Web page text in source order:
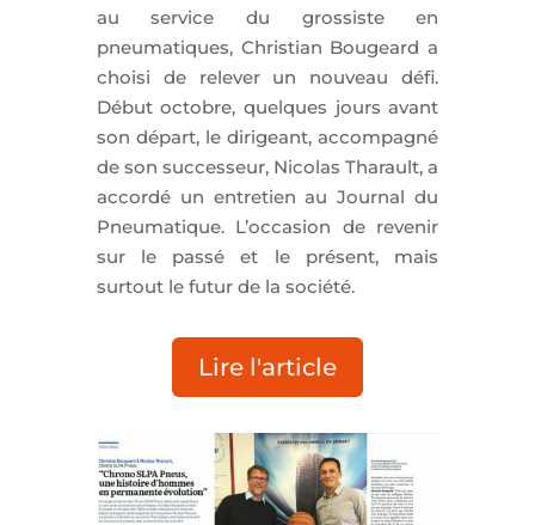
au service du grossiste en
pneumatiques, Christian Bougeard a
choisi de relever un nouveau défi.
Début octobre, quelques jours avant
son départ, le dirigeant, accompagné
de son successeur, Nicolas Tharault, a
accordé un entretien au Journal du
Pneumatique. L’occasion de revenir
sur le passé et le présent, mais
surtout le futur de la société.
Lire l'article